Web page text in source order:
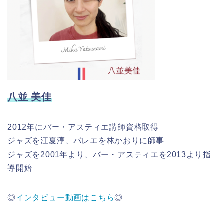
八並 美佳
2012年にバー・アスティエ講師資格取得
ジャズを江夏淳、バレエを林かおりに師事
ジャズを2001年より、バー・アスティエを2013より指
導開始
◎インタビュー動画はこちら◎